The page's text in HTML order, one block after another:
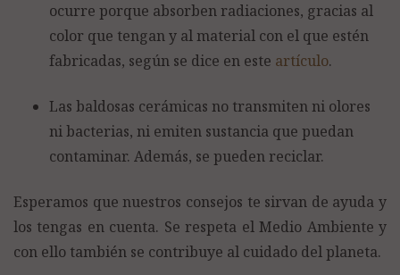
ocurre porque absorben radiaciones, gracias al
color que tengan y al material con el que estén
fabricadas, según se dice en este artículo.
Las baldosas cerámicas no transmiten ni olores
ni bacterias, ni emiten sustancia que puedan
contaminar. Además, se pueden reciclar.
Esperamos que nuestros consejos te sirvan de ayuda y
los tengas en cuenta. Se respeta el Medio Ambiente y
con ello también se contribuye al cuidado del planeta.